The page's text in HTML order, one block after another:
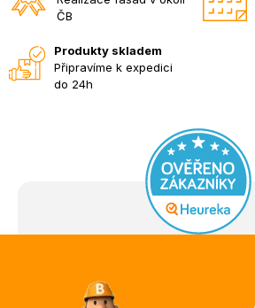
ČB
Produkty skladem
Připravíme k expedici
do 24h